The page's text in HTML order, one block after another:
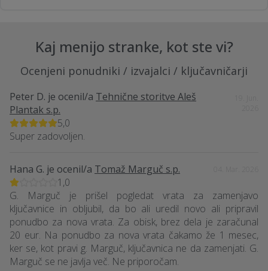
Kaj menijo stranke, kot ste vi?
Ocenjeni ponudniki / izvajalci / ključavničarji
Peter D. je ocenil/a Tehnične storitve Aleš
Plantak s.p.
5,0
Super zadovoljen.
Hana G. je ocenil/a Tomaž Marguč s.p.
1,0
G. Marguč je prišel pogledat vrata za zamenjavo
ključavnice in obljubil, da bo ali uredil novo ali pripravil
ponudbo za nova vrata. Za obisk, brez dela je zaračunal
20 eur. Na ponudbo za nova vrata čakamo že 1 mesec,
ker se, kot pravi g. Marguč, ključavnica ne da zamenjati. G.
Marguč se ne javlja več. Ne priporočam.